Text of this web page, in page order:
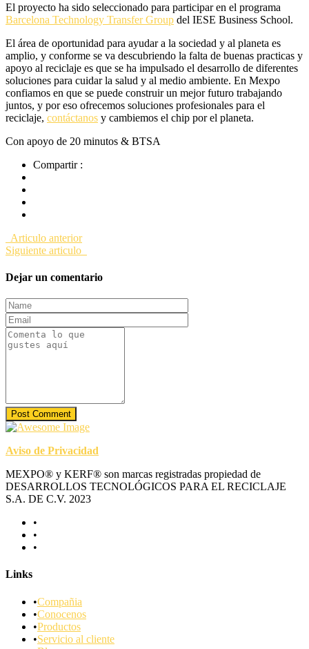
El proyecto ha sido seleccionado para participar en el programa
Barcelona Technology Transfer Group del IESE Business School.
El área de oportunidad para ayudar a la sociedad y al planeta es
amplio, y conforme se va descubriendo la falta de buenas practicas y
apoyo al reciclaje es que se ha impulsado el desarrollo de diferentes
soluciones para cuidar la salud y al medio ambiente. En Mexpo
confiamos en que se puede construir un mejor futuro trabajando
juntos, y por eso ofrecemos soluciones profesionales para el
reciclaje, contáctanos y cambiemos el chip por el planeta.
Con apoyo de 20 minutos & BTSA
Compartir :
Articulo anterior
Siguiente articulo
Dejar un comentario
Post Comment
Aviso de Privacidad
MEXPO® y KERF® son marcas registradas propiedad de
DESARROLLOS TECNOLÓGICOS PARA EL RECICLAJE
S.A. DE C.V. 2023
Links
Compañia
Conocenos
Productos
Servicio al cliente